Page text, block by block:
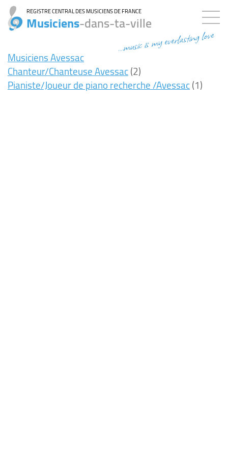
REGISTRE CENTRAL DES MUSICIENS DE FRANCE
Musiciens-dans-ta-ville
...music is my everlasting love
Musiciens Avessac
Chanteur/Chanteuse Avessac(2)
Pianiste/Joueur de piano recherche /Avessac(1)